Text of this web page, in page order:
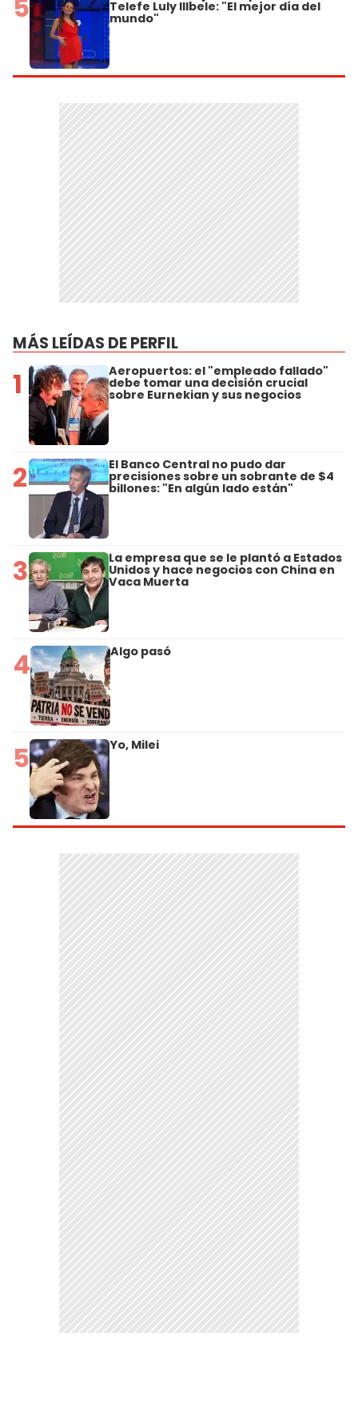
5 Telefe Luly Illbele: "El mejor día del
mundo"
MÁS LEÍDAS DE PERFIL
1 Aeropuertos: el "empleado fallado"
debe tomar una decisión crucial
sobre Eurnekian y sus negocios
2 El Banco Central no pudo dar
precisiones sobre un sobrante de $4
billones: "En algún lado están"
3 La empresa que se le plantó a Estados
Unidos y hace negocios con China en
Vaca Muerta
4 Algo pasó
5 Yo, Milei